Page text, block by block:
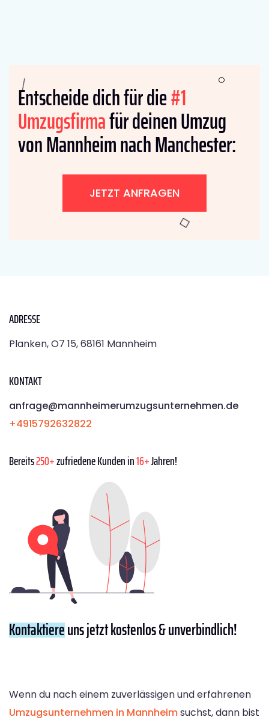
Entscheide dich für die#1
Umzugsfirmafür deinen Umzug
von Mannheim nach Manchester:
JETZT ANFRAGEN
ADRESSE
Planken, O7 15, 68161 Mannheim
KONTAKT
anfrage@mannheimerumzugsunternehmen.de
+4915792632822
Bereits250+zufriedene Kunden in16+Jahren!
Kontaktiereuns jetzt kostenlos & unverbindlich!
Wenn du nach einem zuverlässigen und erfahrenen
Umzugsunternehmen in Mannheimsuchst, dann bist